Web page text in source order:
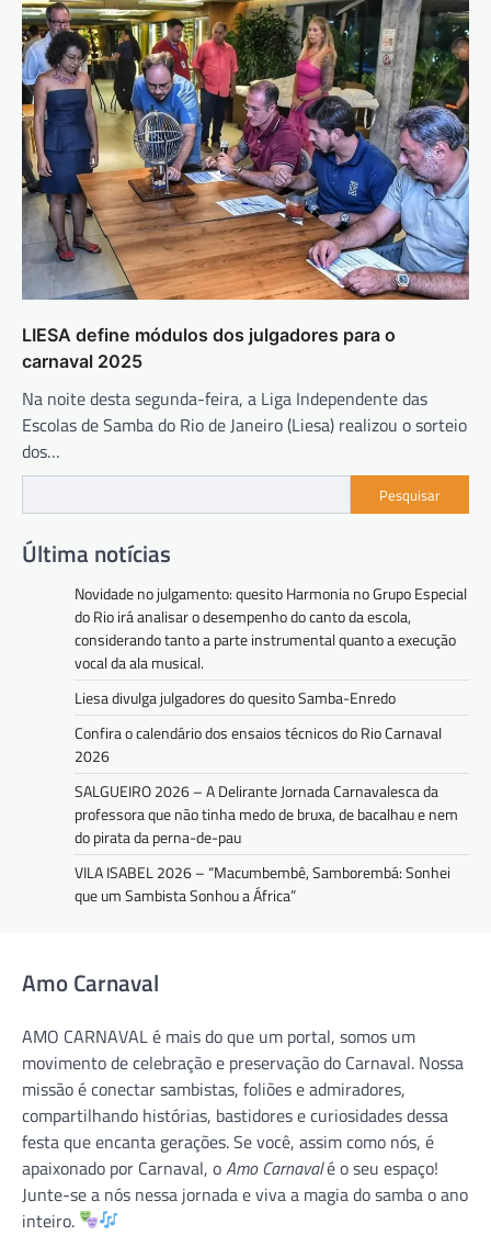
LIESA define módulos dos julgadores para o
carnaval 2025
Na noite desta segunda-feira, a Liga Independente das
Escolas de Samba do Rio de Janeiro (Liesa) realizou o sorteio
dos…
Pesquisar
Última notícias
Novidade no julgamento: quesito Harmonia no Grupo Especial
do Rio irá analisar o desempenho do canto da escola,
considerando tanto a parte instrumental quanto a execução
vocal da ala musical.
Liesa divulga julgadores do quesito Samba-Enredo
Confira o calendário dos ensaios técnicos do Rio Carnaval
2026
SALGUEIRO 2026 – A Delirante Jornada Carnavalesca da
professora que não tinha medo de bruxa, de bacalhau e nem
do pirata da perna-de-pau
VILA ISABEL 2026 – “Macumbembê, Samborembá: Sonhei
que um Sambista Sonhou a África”
Amo Carnaval
AMO CARNAVAL é mais do que um portal, somos um
movimento de celebração e preservação do Carnaval. Nossa
missão é conectar sambistas, foliões e admiradores,
compartilhando histórias, bastidores e curiosidades dessa
festa que encanta gerações. Se você, assim como nós, é
apaixonado por Carnaval, oAmo Carnavalé o seu espaço!
Junte-se a nós nessa jornada e viva a magia do samba o ano
inteiro.